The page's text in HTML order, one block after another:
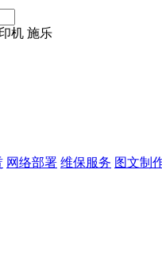
机 施乐
网络部署 维保服务 图文制